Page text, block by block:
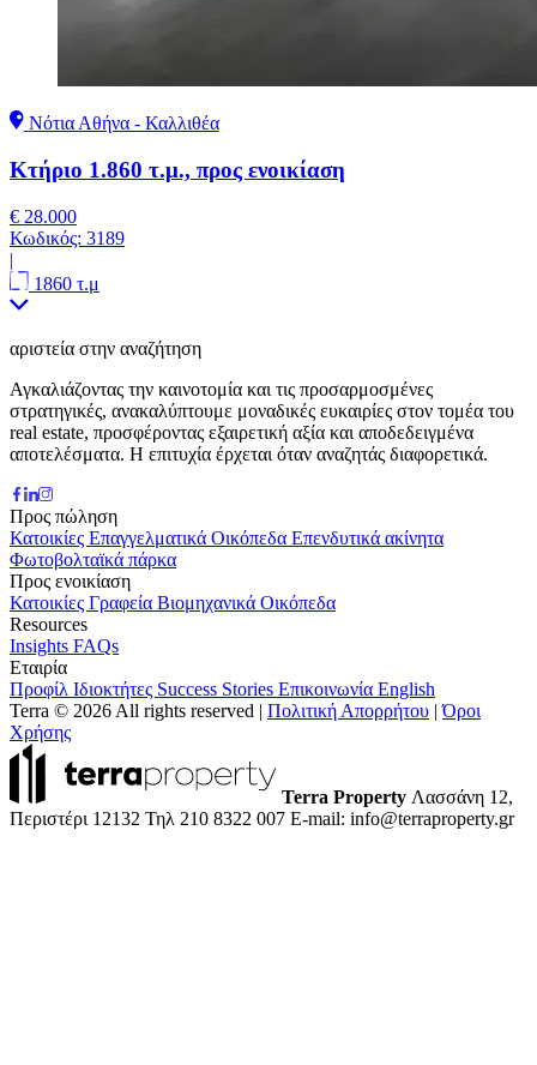
Νότια Αθήνα - Καλλιθέα
Κτήριο 1.860 τ.μ., προς ενοικίαση
€ 28.000
Κωδικός: 3189
|
1860 τ.μ
αριστεία στην αναζήτηση
Αγκαλιάζοντας την καινοτομία και τις προσαρμοσμένες
στρατηγικές, ανακαλύπτουμε μοναδικές ευκαιρίες στον τομέα του
real estate, προσφέροντας εξαιρετική αξία και αποδεδειγμένα
αποτελέσματα. Η επιτυχία έρχεται όταν αναζητάς διαφορετικά.
Προς πώληση
Κατοικίες Επαγγελματικά Οικόπεδα Επενδυτικά ακίνητα
Φωτοβολταϊκά πάρκα
Προς ενοικίαση
Κατοικίες Γραφεία Βιομηχανικά Οικόπεδα
Resources
Insights FAQs
Εταιρία
Προφίλ Ιδιοκτήτες Success Stories Επικοινωνία English
Terra © 2026 All rights reserved | Πολιτική Απορρήτου |Όροι
Χρήσης
Terra Property Λασσάνη 12,
Περιστέρι 12132 Τηλ 210 8322 007 E-mail: info@terraproperty.gr